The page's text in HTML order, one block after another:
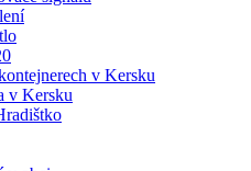
v Kersku
v Kersku